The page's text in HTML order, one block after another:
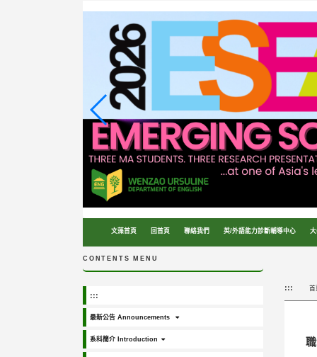
文藻首頁 回首頁 聯絡我們 英/外語能力診斷輔導中心
CONTENTS MENU
:::
最新公告 Announcements
系科簡介 Introduction
::: 首